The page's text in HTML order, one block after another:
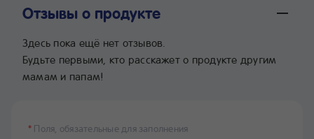
Отзывы о продукте
Здесь пока ещё нет отзывов.
Будьте первыми, кто расскажет о продукте другим
мамам и папам!
* Поля, обязательные для заполнения